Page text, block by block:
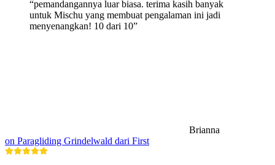
“pemandangannya luar biasa. terima kasih banyak
untuk Mischu yang membuat pengalaman ini jadi
menyenangkan! 10 dari 10”
Brianna
on Paragliding Grindelwald dari First